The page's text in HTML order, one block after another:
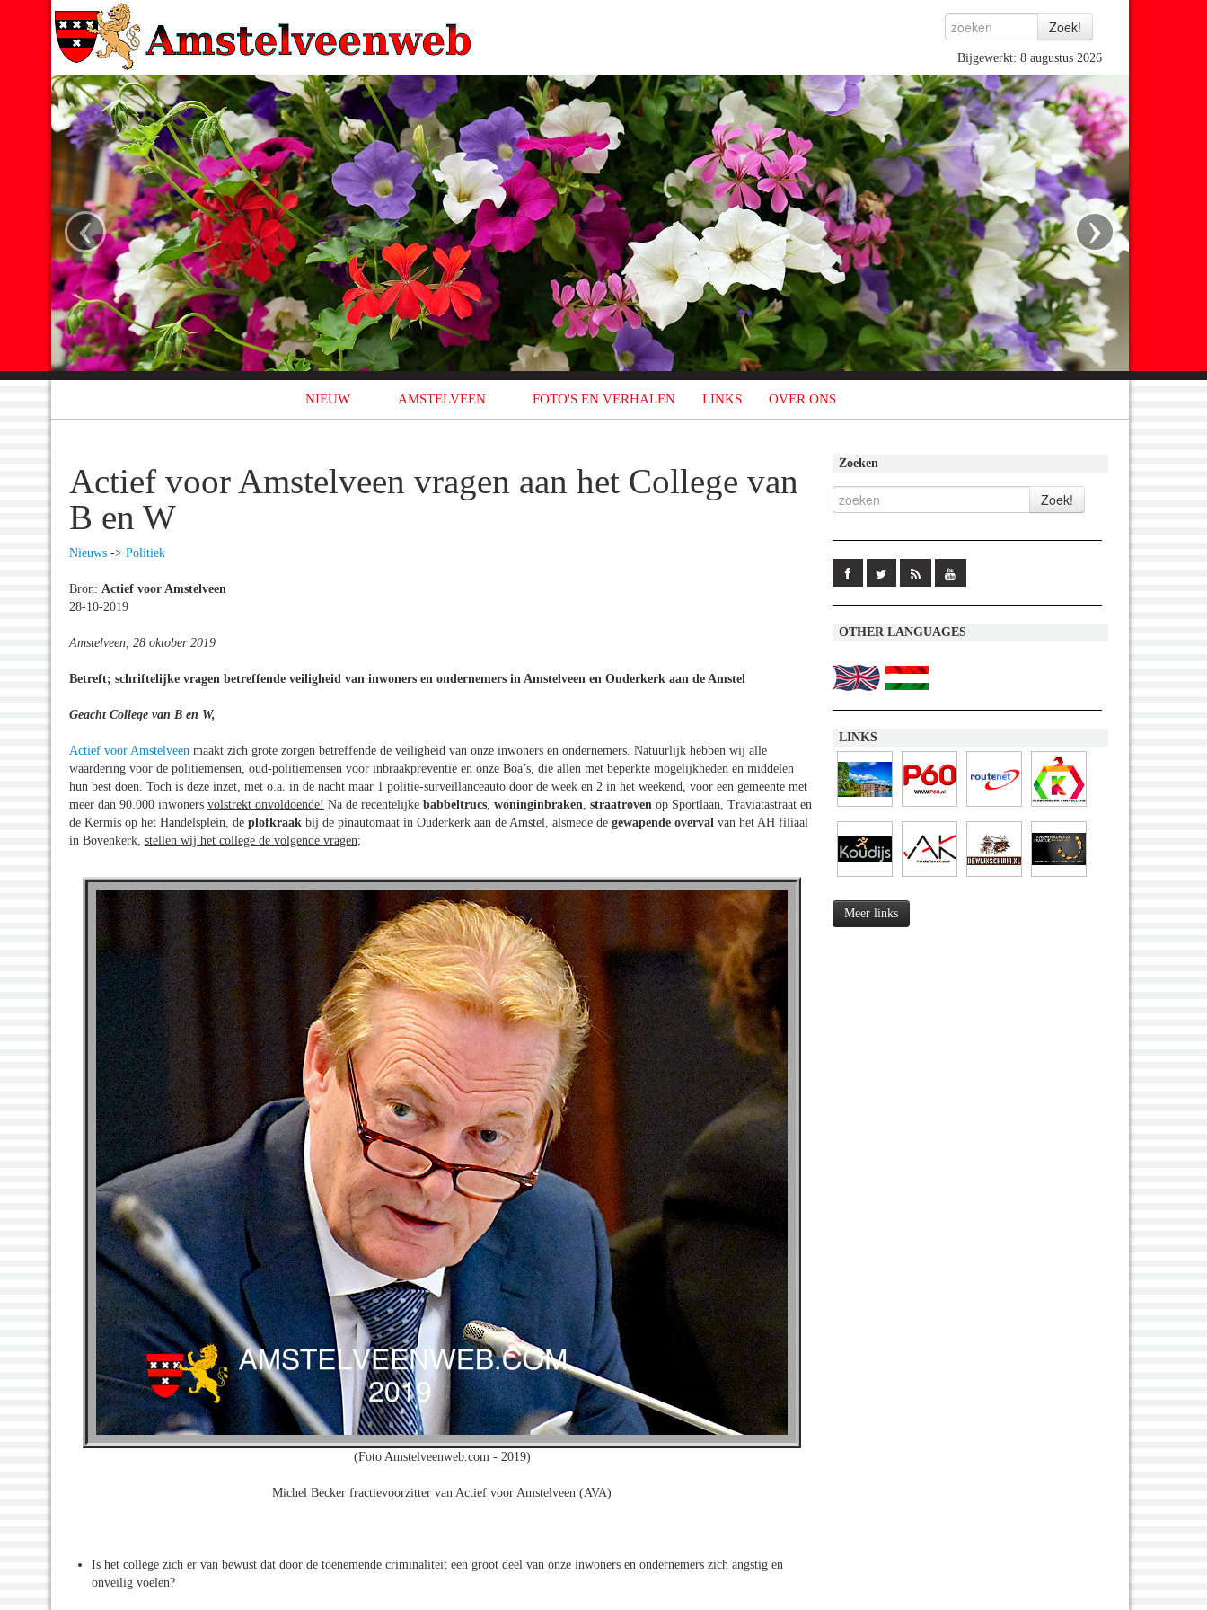
Bijgewerkt: 8 augustus 2026
‹ ›
NIEUW AMSTELVEEN FOTO'S EN VERHALEN LINKS OVER ONS
Actief voor Amstelveen vragen aan het College van
B en W
Nieuws -> Politiek
Bron: Actief voor Amstelveen
28-10-2019
Amstelveen, 28 oktober 2019
Betreft; schriftelijke vragen betreffende veiligheid van inwoners en ondernemers in Amstelveen en Ouderkerk aan de Amstel
Geacht College van B en W,
Actief voor Amstelveen maakt zich grote zorgen betreffende de veiligheid van onze inwoners en ondernemers. Natuurlijk hebben wij alle
waardering voor de politiemensen, oud-politiemensen voor inbraakpreventie en onze Boa’s, die allen met beperkte mogelijkheden en middelen
hun best doen. Toch is deze inzet, met o.a. in de nacht maar 1 politie-surveillanceauto door de week en 2 in het weekend, voor een gemeente met
meer dan 90.000 inwoners volstrekt onvoldoende! Na de recentelijke babbeltrucs woninginbraken straatroven op Sportlaan, Traviatastraat en
de Kermis op het Handelsplein, de plofkraak bij de pinautomaat in Ouderkerk aan de Amstel, alsmede de gewapende overval van het AH filiaal
in Bovenkerk, stellen wij het college de volgende vragen;
(Foto Amstelveenweb.com - 2019)
Michel Becker fractievoorzitter van Actief voor Amstelveen (AVA)
Is het college zich er van bewust dat door de toenemende criminaliteit een groot deel van onze inwoners en ondernemers zich angstig en
onveilig voelen?
Zoeken
OTHER LANGUAGES
LINKS
Meer links